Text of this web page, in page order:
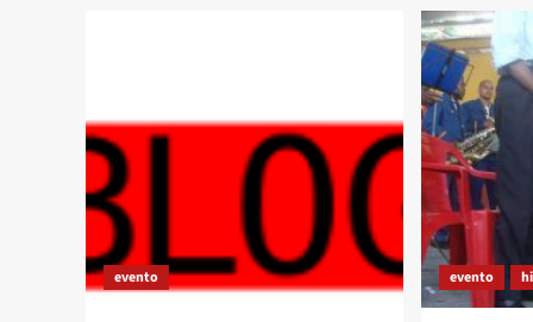
–
mais
uma
festiva
evento evento